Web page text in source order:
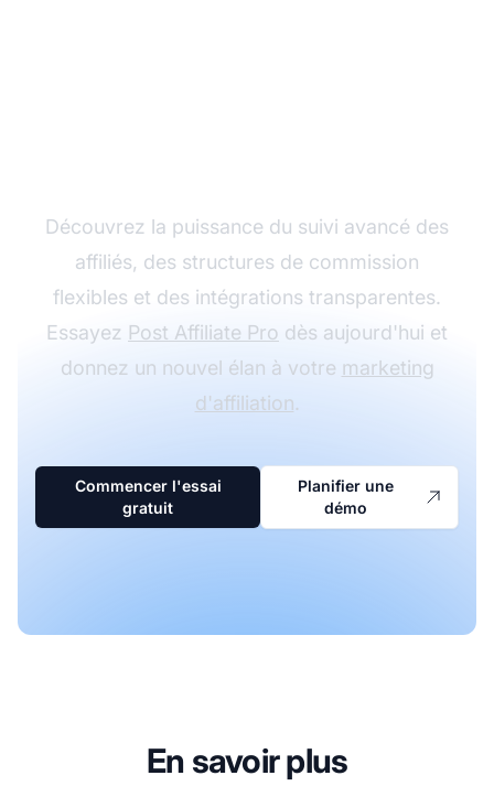
Découvrez la puissance du suivi avancé des
affiliés, des structures de commission
flexibles et des intégrations transparentes.
Essayez Post Affiliate Pro dès aujourd'hui et
donnez un nouvel élan à votre marketing
d'affiliation.
Commencer l'essai
gratuit
Planifier une
démo
En savoir plus